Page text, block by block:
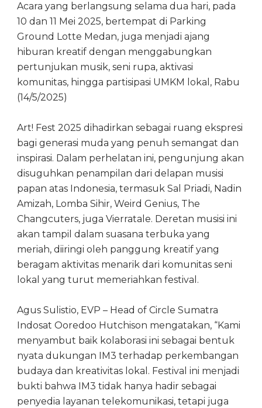
Acara yang berlangsung selama dua hari, pada
10 dan 11 Mei 2025, bertempat di Parking
Ground Lotte Medan, juga menjadi ajang
hiburan kreatif dengan menggabungkan
pertunjukan musik, seni rupa, aktivasi
komunitas, hingga partisipasi UMKM lokal, Rabu
(14/5/2025)
Art! Fest 2025 dihadirkan sebagai ruang ekspresi
bagi generasi muda yang penuh semangat dan
inspirasi. Dalam perhelatan ini, pengunjung akan
disuguhkan penampilan dari delapan musisi
papan atas Indonesia, termasuk Sal Priadi, Nadin
Amizah, Lomba Sihir, Weird Genius, The
Changcuters, juga Vierratale. Deretan musisi ini
akan tampil dalam suasana terbuka yang
meriah, diiringi oleh panggung kreatif yang
beragam aktivitas menarik dari komunitas seni
lokal yang turut memeriahkan festival.
Agus Sulistio, EVP – Head of Circle Sumatra
Indosat Ooredoo Hutchison mengatakan, “Kami
menyambut baik kolaborasi ini sebagai bentuk
nyata dukungan IM3 terhadap perkembangan
budaya dan kreativitas lokal. Festival ini menjadi
bukti bahwa IM3 tidak hanya hadir sebagai
penyedia layanan telekomunikasi, tetapi juga